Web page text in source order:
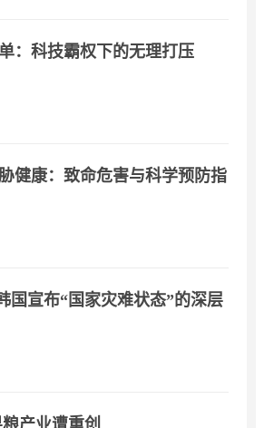
：科技霸权下的无理打压
健康：致命危害与科学预防指
国宣布“国家灾难状态”的深层
产业遭重创